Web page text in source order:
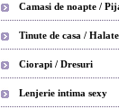
Camasi de noapte /
Tinute de casa / Halate
Ciorapi / Dresuri
Lenjerie intima sexy